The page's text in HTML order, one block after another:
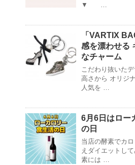
▼ …
「VARTIX
感を漂わせる
なチャーム
こだわり抜いた
高さから オリジ
人気を …
6月6日はロー
の日
当店の酵素でカ
えダイエットし
素には …